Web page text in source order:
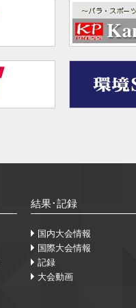
結果･記録
国内大会情報
国際大会情報
記録
大会動画